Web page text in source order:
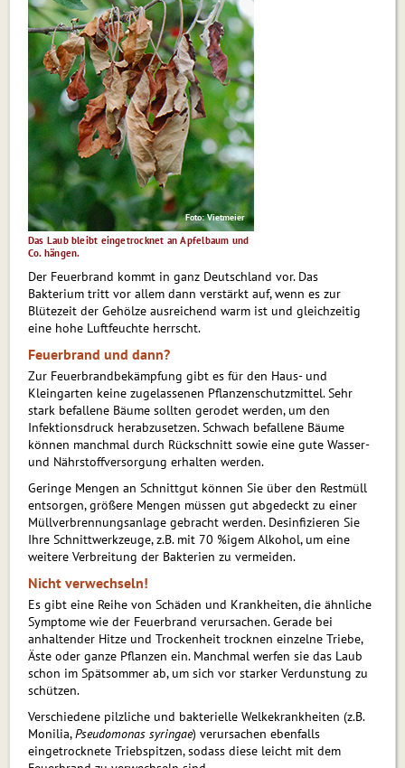
Foto: Vietmeier
Das Laub bleibt eingetrocknet an Apfelbaum und
Co. hängen.
Der Feuerbrand kommt in ganz Deutsch­land vor. Das
Bakterium tritt vor allem dann verstärkt auf, wenn es zur
Blütezeit der Gehölze ausreichend warm ist und gleichzeitig
eine hohe Luftfeuchte herrscht.
Feuerbrand und dann?
Zur Feuerbrandbekämpfung gibt es für den Haus- und
Kleingarten keine zugelassenen Pflanzenschutzmittel. Sehr
stark befallene Bäume sollten gerodet werden, um den
Infektionsdruck herabzusetzen. Schwach befallene Bäume
können manchmal durch Rückschnitt sowie eine gute Wasser-
und Nährstoffversorgung erhalten werden.
Geringe Mengen an Schnittgut können Sie über den Restmüll
entsorgen, größere Mengen müssen gut abgedeckt zu einer
Müllverbrennungsanlage gebracht werden. Desinfizieren Sie
Ihre Schnittwerkzeuge, z.B. mit 70 %igem Alkohol, um eine
weitere Verbreitung der Bakterien zu vermeiden.
Nicht verwechseln!
Es gibt eine Reihe von Schäden und Krankheiten, die ähnliche
Symptome wie der Feuerbrand verursachen. Gerade bei
anhaltender Hitze und Trockenheit trocknen einzelne Triebe,
Äste oder ganze Pflanzen ein. Manchmal werfen sie das Laub
schon im Spätsommer ab, um sich vor starker Verdunstung zu
schützen.
Verschiedene pilzliche und bakterielle Welkekrankheiten (z.B.
Monilia,Pseudomonas syringae) verursachen ebenfalls
eingetrocknete Triebspitzen, sodass diese leicht mit dem